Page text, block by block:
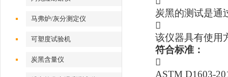
马弗炉/灰分测定仪
可塑度试验机
炭黑含量仪
炭黑的测试是通

该仪器具有使用
符合标准：

ASTM D1603-